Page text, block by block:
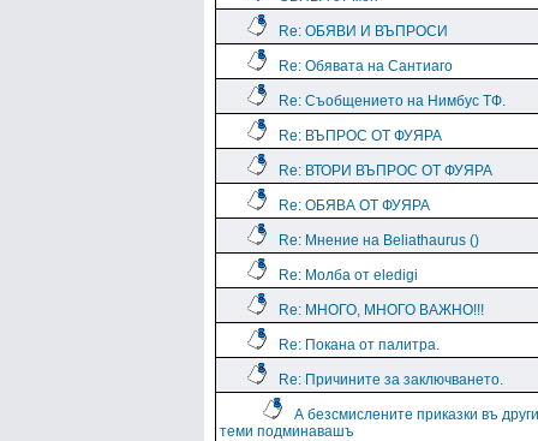
Re: ОБЯВИ И ВЪПРОСИ
Re: Обявата на Сантиаго
Re: Съобщението на Нимбус ТФ.
Re: ВЪПРОС ОТ ФУЯРА
Re: ВТОРИ ВЪПРОС ОТ ФУЯРА
Re: ОБЯВА ОТ ФУЯРА
Re: Мнение на Beliathaurus ()
Re: Молба от eledigi
Re: МНОГО, МНОГО ВАЖНО!!!
Re: Покана от палитра.
Re: Причините за заключването.
А безсмислените приказки въ други
теми подминавашъ